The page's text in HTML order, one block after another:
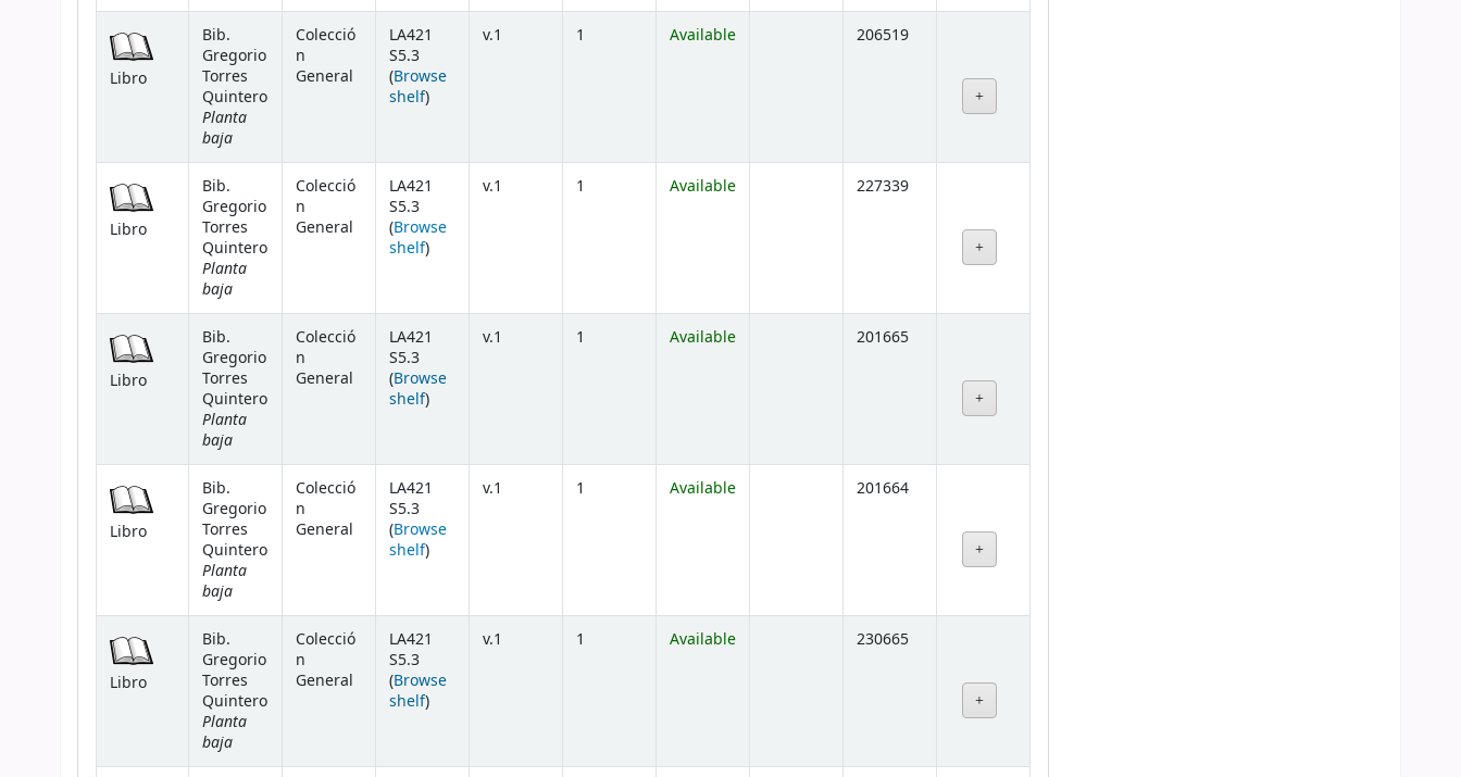
Libro
Bib.
Gregorio
Torres
Quintero
Planta
baja
Colecció
n
General
LA421
S5.3
(Browse
shelf(Opens below)
)
v.1 1 Available 206519
Libro
Bib.
Gregorio
Torres
Quintero
Planta
baja
Colecció
n
General
LA421
S5.3
(Browse
shelf(Opens below)
)
v.1 1 Available 227339
Libro
Bib.
Gregorio
Torres
Quintero
Planta
baja
Colecció
n
General
LA421
S5.3
(Browse
shelf(Opens below)
)
v.1 1 Available 201665
Libro
Bib.
Gregorio
Torres
Quintero
Planta
baja
Colecció
n
General
LA421
S5.3
(Browse
shelf(Opens below)
)
v.1 1 Available 201664
Libro
Bib.
Gregorio
Torres
Quintero
Planta
baja
Colecció
n
General
LA421
S5.3
(Browse
shelf(Opens below)
)
v.1 1 Available 230665